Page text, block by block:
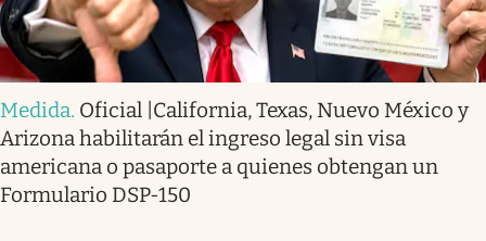
Medida. Oficial |California, Texas, Nuevo México y
Arizona habilitarán el ingreso legal sin visa
americana o pasaporte a quienes obtengan un
Formulario DSP-150